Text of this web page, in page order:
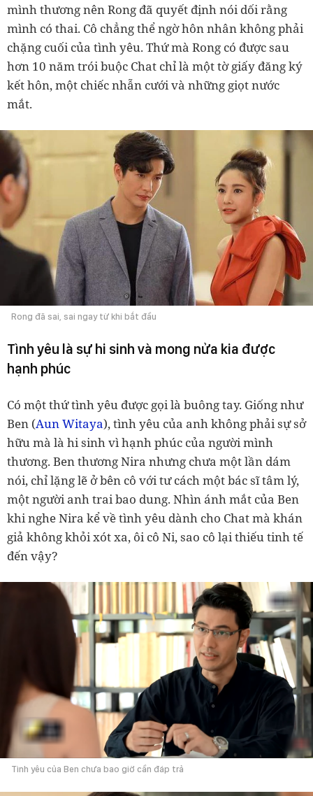
mình thương nên Rong đã quyết định nói dối rằng
mình có thai. Cô chẳng thể ngờ hôn nhân không phải
chặng cuối của tình yêu. Thứ mà Rong có được sau
hơn 10 năm trói buộc Chat chỉ là một tờ giấy đăng ký
kết hôn, một chiếc nhẫn cưới và những giọt nước
mắt.
Rong đã sai, sai ngay từ khi bắt đầu
Tình yêu là sự hi sinh và mong nửa kia được
hạnh phúc
Có một thứ tình yêu được gọi là buông tay. Giống như
Ben (Aun Witaya), tình yêu của anh không phải sự sở
hữu mà là hi sinh vì hạnh phúc của người mình
thương. Ben thương Nira nhưng chưa một lần dám
nói, chỉ lặng lẽ ở bên cô với tư cách một bác sĩ tâm lý,
một người anh trai bao dung. Nhìn ánh mắt của Ben
khi nghe Nira kể về tình yêu dành cho Chat mà khán
giả không khỏi xót xa, ôi cô Ni, sao cô lại thiếu tinh tế
đến vậy?
Tình yêu của Ben chưa bao giờ cần đáp trả